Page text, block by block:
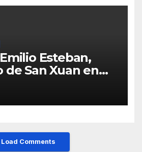
Esteban,
de San Xuan en
para Turón
Load Comments